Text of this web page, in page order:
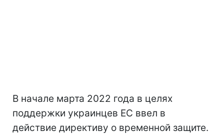
В начале марта 2022 года в целях
поддержки украинцев ЕС ввел в
действие директиву о временной защите.